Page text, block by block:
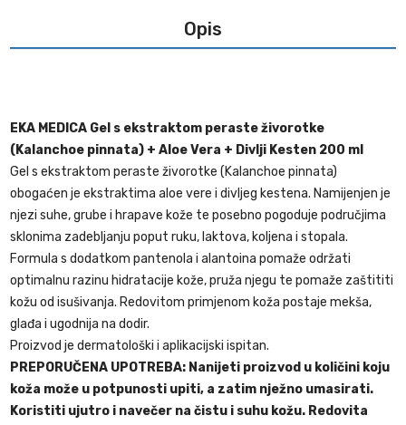
Opis
EKA MEDICA Gel s ekstraktom peraste živorotke
(Kalanchoe pinnata) + Aloe Vera + Divlji Kesten 200 ml
Gel s ekstraktom peraste živorotke (Kalanchoe pinnata)
obogaćen je ekstraktima aloe vere i divljeg kestena. Namijenjen je
njezi suhe, grube i hrapave kože te posebno pogoduje područjima
sklonima zadebljanju poput ruku, laktova, koljena i stopala.
Formula s dodatkom pantenola i alantoina pomaže održati
optimalnu razinu hidratacije kože, pruža njegu te pomaže zaštititi
kožu od isušivanja. Redovitom primjenom koža postaje mekša,
glađa i ugodnija na dodir.
Proizvod je dermatološki i aplikacijski ispitan.
PREPORUČENA UPOTREBA: Nanijeti proizvod u količini koju
koža može u potpunosti upiti, a zatim nježno umasirati.
Koristiti ujutro i navečer na čistu i suhu kožu. Redovita